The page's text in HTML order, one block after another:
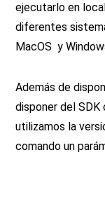
ejecutarlo en
diferentes
MacOS y
Además de
disponer del SDK
utilizamos la
comando un